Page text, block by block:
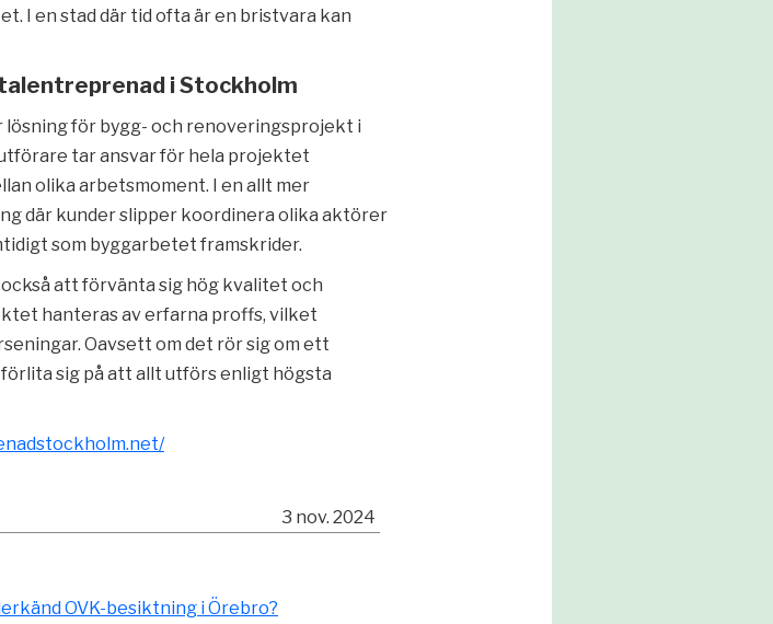
I en stad där tid ofta är en bristvara kan
i Stockholm
för bygg- och renoveringsprojekt i
tar ansvar för hela projektet
olika arbetsmoment. I en allt mer
där kunder slipper koordinera olika aktörer
som byggarbetet framskrider.
att förvänta sig hög kvalitet och
hanteras av erfarna proffs, vilket
Oavsett om det rör sig om ett
sig på att allt utförs enligt högsta
3 nov. 2024
OVK-besiktning i Örebro?